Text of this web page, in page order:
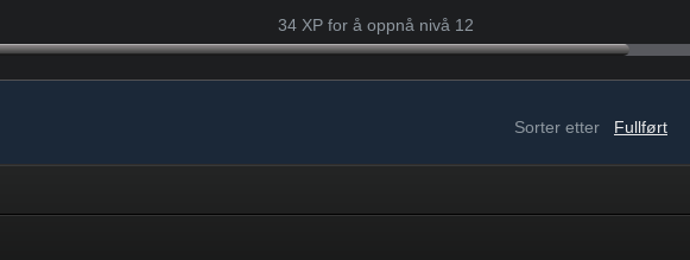
34 XP for å oppnå nivå 12
Sorter etter Fullført